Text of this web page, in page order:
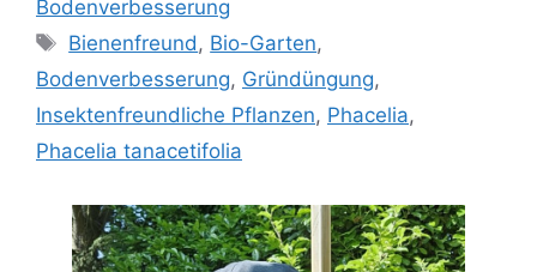
Bodenverbesserung
Schlagwörter
Bienenfreund , Bio-Garten,
Bodenverbesserung, Gründüngung,
Insektenfreundliche Pflanzen, Phacelia,
Phacelia tanacetifolia